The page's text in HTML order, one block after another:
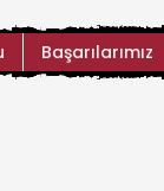
Başarılarımız